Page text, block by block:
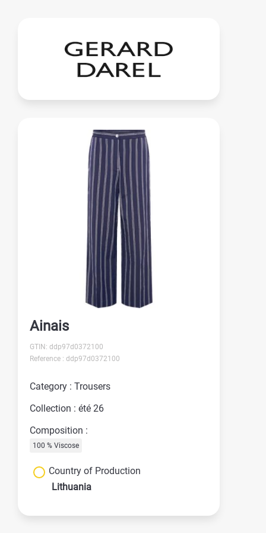
Ainais
GTIN: ddp97d0372100
Reference : ddp97d0372100
Category : Trousers
Collection : été 26
Composition :
100 % Viscose
Country of Production
Lithuania